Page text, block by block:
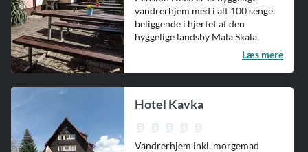
vandrerhjem med i alt 100 senge,
beliggende i hjertet af den
hyggelige landsby Mala Skala,
Læs mere
Hotel Kavka
Vandrerhjem inkl. morgemad